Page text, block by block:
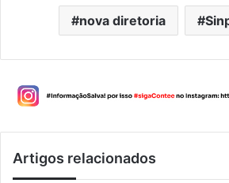
nova diretoria
Artigos relacionados